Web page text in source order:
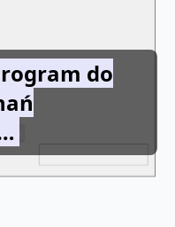
do